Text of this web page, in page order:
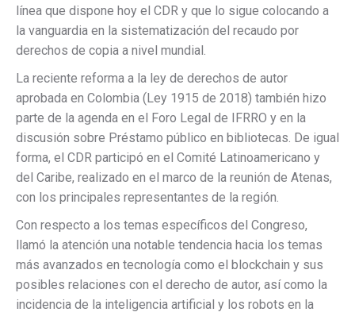
línea que dispone hoy el CDR y que lo sigue colocando a
la vanguardia en la sistematización del recaudo por
derechos de copia a nivel mundial.
La reciente reforma a la ley de derechos de autor
aprobada en Colombia (Ley 1915 de 2018) también hizo
parte de la agenda en el Foro Legal de IFRRO y en la
discusión sobre Préstamo público en bibliotecas. De igual
forma, el CDR participó en el Comité Latinoamericano y
del Caribe, realizado en el marco de la reunión de Atenas,
con los principales representantes de la región.
Con respecto a los temas específicos del Congreso,
llamó la atención una notable tendencia hacia los temas
más avanzados en tecnología como el blockchain y sus
posibles relaciones con el derecho de autor, así como la
incidencia de la inteligencia artificial y los robots en la